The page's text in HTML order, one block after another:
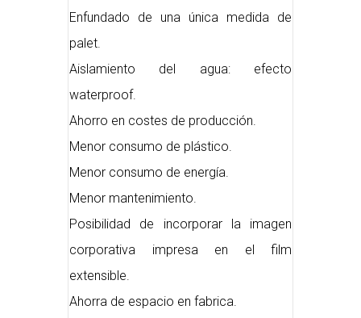
Enfundado de una única medida de
palet.
Aislamiento del agua: efecto
waterproof.
Ahorro en costes de producción.
Menor consumo de plástico.
Menor consumo de energía.
Menor mantenimiento.
Posibilidad de incorporar la imagen
corporativa impresa en el film
extensible.
Ahorra de espacio en fabrica.